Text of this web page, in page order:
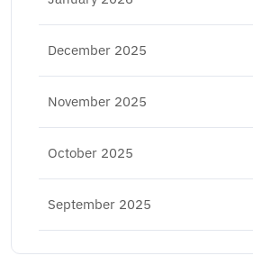
December 2025
November 2025
October 2025
September 2025